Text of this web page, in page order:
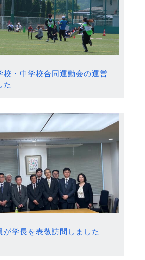
校・中学校合同運動会の運営
た
が学長を表敬訪問しました